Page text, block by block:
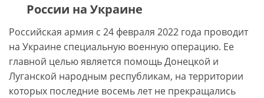
России на Украине
Российская армия с 24 февраля 2022 года проводит
на Украине специальную военную операцию. Ее
главной целью является помощь Донецкой и
Луганской народным республикам, на территории
которых последние восемь лет не прекращались